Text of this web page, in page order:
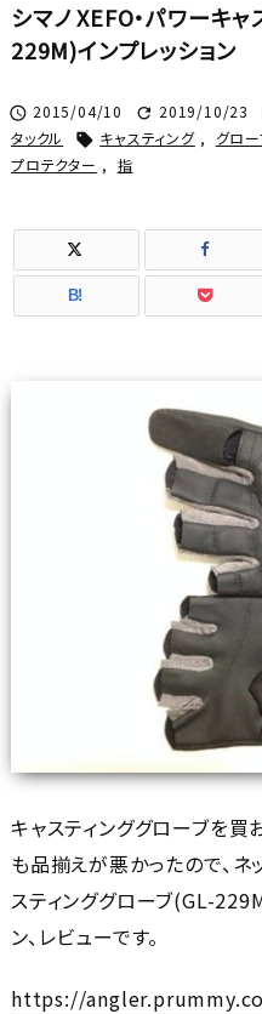
シマノ XEFO・パワーキ
229M)インプレッション
 2015/04/10  2019/10/23
タックル
 キャスティング , グロ
プロテクター , 指
B!
キャスティンググローブを
も品揃えが悪かったので、ネ
スティンググローブ(GL-
ン、レビューです。
https://